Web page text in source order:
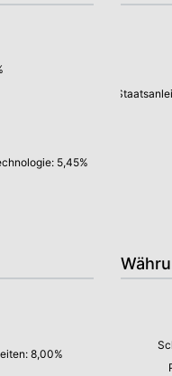
5,45%
8,00%